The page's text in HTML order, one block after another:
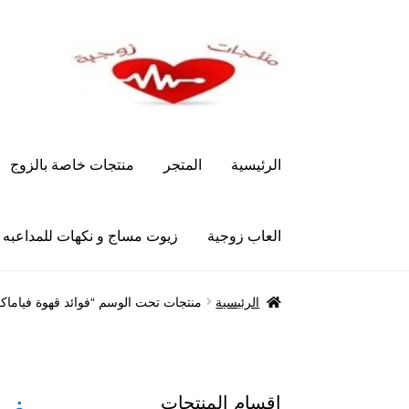
Skip
to
navigation
Skip
to
الرئيسية المتجر منتجات خاصة بالزوج
العاب زوجية زيوت مساج و نكهات للمداعبه
الرئيسية Let’s Keep In Touch أدوية تكبير و
علاج سرعة القذف
الرئيسية منتجات تحت الوسم “فوائد قهوة
اقسام المنتجات